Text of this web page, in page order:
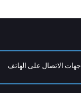
جهات الاتصال على الهاتف